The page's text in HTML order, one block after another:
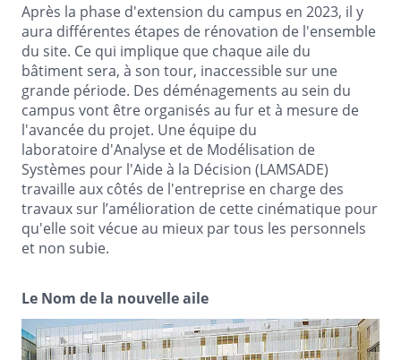
Après la phase d'extension du campus en 2023, il y
aura différentes étapes de rénovation de l'ensemble
du site. Ce qui implique que chaque aile du
bâtiment sera, à son tour, inaccessible sur une
grande période. Des déménagements au sein du
campus vont être organisés au fur et à mesure de
l'avancée du projet. Une équipe du
laboratoire d'Analyse et de Modélisation de
Systèmes pour l'Aide à la Décision (LAMSADE)
travaille aux côtés de l'entreprise en charge des
travaux sur l’amélioration de cette cinématique pour
qu'elle soit vécue au mieux par tous les personnels
et non subie.
Le Nom de la nouvelle aile